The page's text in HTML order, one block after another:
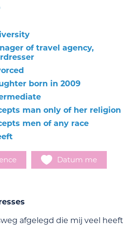
of travel agency,
born in 2009
man only of her religion
men of any race
Datum me
afgelegd die mij veel heeft